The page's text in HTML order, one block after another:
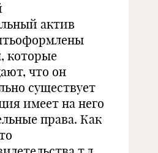
актив
которые
что он
существует
имеет на него
права. Как